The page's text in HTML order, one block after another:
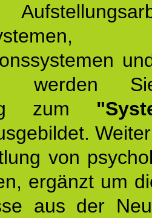
werden
zum
von
ergänzt um
aus der